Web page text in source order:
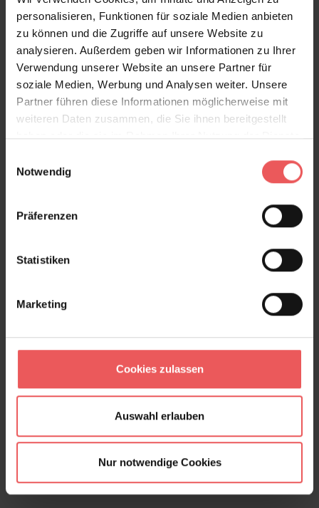
personalisieren, Funktionen für soziale Medien anbieten
zu können und die Zugriffe auf unsere Website zu
analysieren. Außerdem geben wir Informationen zu Ihrer
Verwendung unserer Website an unsere Partner für
soziale Medien, Werbung und Analysen weiter. Unsere
Partner führen diese Informationen möglicherweise mit
weiteren Daten zusammen, die Sie ihnen bereitgestellt
haben oder die sie im Rahmen Ihrer Nutzung der Dienste
Notwendig
Präferenzen
Statistiken
Marketing
Cookies zulassen
Auswahl erlauben
Nur notwendige Cookies
73,00 €